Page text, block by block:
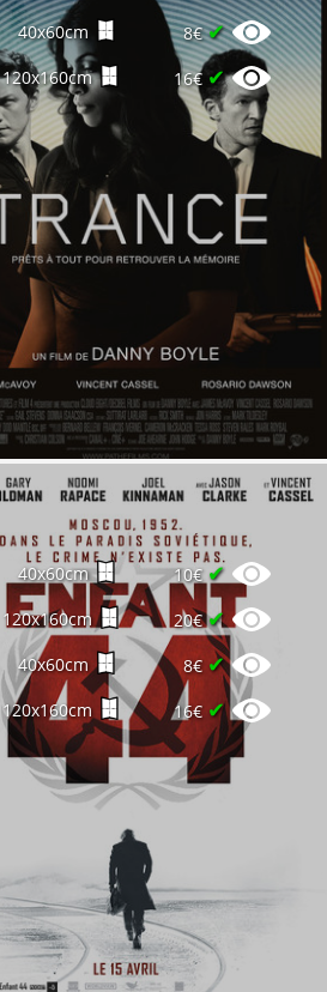
40x60cm 8€✔
120x160cm 16€ ✔
40x60cm 10€✔
120x160cm 20€✔
40x60cm 8€ ✔
120x160cm 16€ ✔